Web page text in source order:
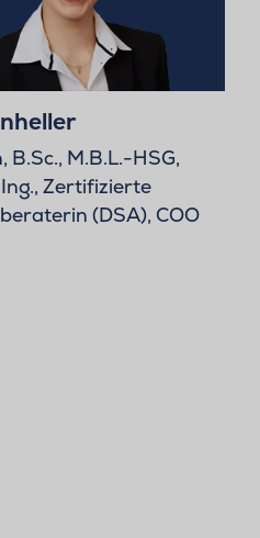
B.Sc., M.B.L.-HSG,
Zertifizierte
(DSA), COO